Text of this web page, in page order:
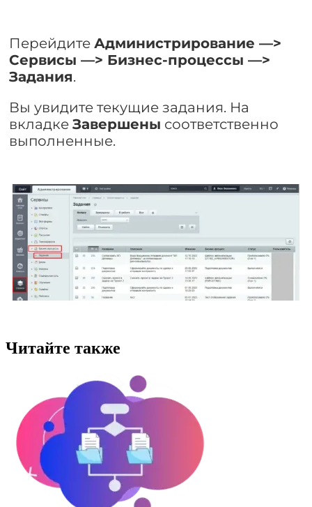
Перейдите Администрирование —>
Сервисы —> Бизнес-процессы —>
Задания.
Вы увидите текущие задания. На
вкладке Завершены соответственно
выполненные.
Читайте также